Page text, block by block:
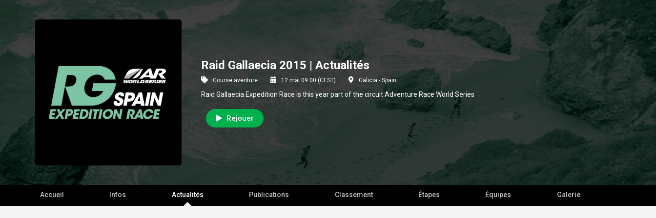
Raid Gallaecia 2015 | Actualités
Course aventure 12 mai 09:00 (CEST) Galicia - Spain
Raid Gallaecia Expedition Race is this year part of the circuit Adventure Race World Series
Rejouer
Accueil Infos Actualités Publications Classement Étapes Équipes Galerie